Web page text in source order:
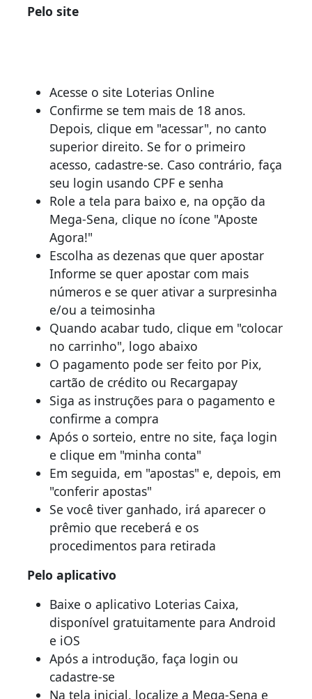
Pelo site
Acesse o site Loterias Online
Confirme se tem mais de 18 anos.
Depois, clique em "acessar", no canto
superior direito. Se for o primeiro
acesso, cadastre-se. Caso contrário, faça
seu login usando CPF e senha
Role a tela para baixo e, na opção da
Mega-Sena, clique no ícone "Aposte
Agora!"
Escolha as dezenas que quer apostar
Informe se quer apostar com mais
números e se quer ativar a surpresinha
e/ou a teimosinha
Quando acabar tudo, clique em "colocar
no carrinho", logo abaixo
O pagamento pode ser feito por Pix,
cartão de crédito ou Recargapay
Siga as instruções para o pagamento e
confirme a compra
Após o sorteio, entre no site, faça login
e clique em "minha conta"
Em seguida, em "apostas" e, depois, em
"conferir apostas"
Se você tiver ganhado, irá aparecer o
prêmio que receberá e os
procedimentos para retirada
Pelo aplicativo
Baixe o aplicativo Loterias Caixa,
disponível gratuitamente para Android
e iOS
Após a introdução, faça login ou
cadastre-se
Na tela inicial, localize a Mega-Sena e